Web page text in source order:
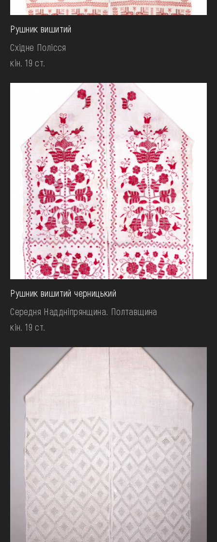
Рушник вишитий
Східне Полісся
кін. 19 ст.
Рушник вишитий черницький
Середня Наддніпрянщина. Полтавщина
кін. 19 ст.